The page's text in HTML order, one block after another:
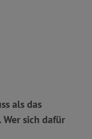
als das
sich dafür